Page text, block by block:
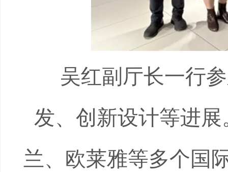
吴红副厅长一行参
发、创新设计等进
兰、欧莱雅等多个国